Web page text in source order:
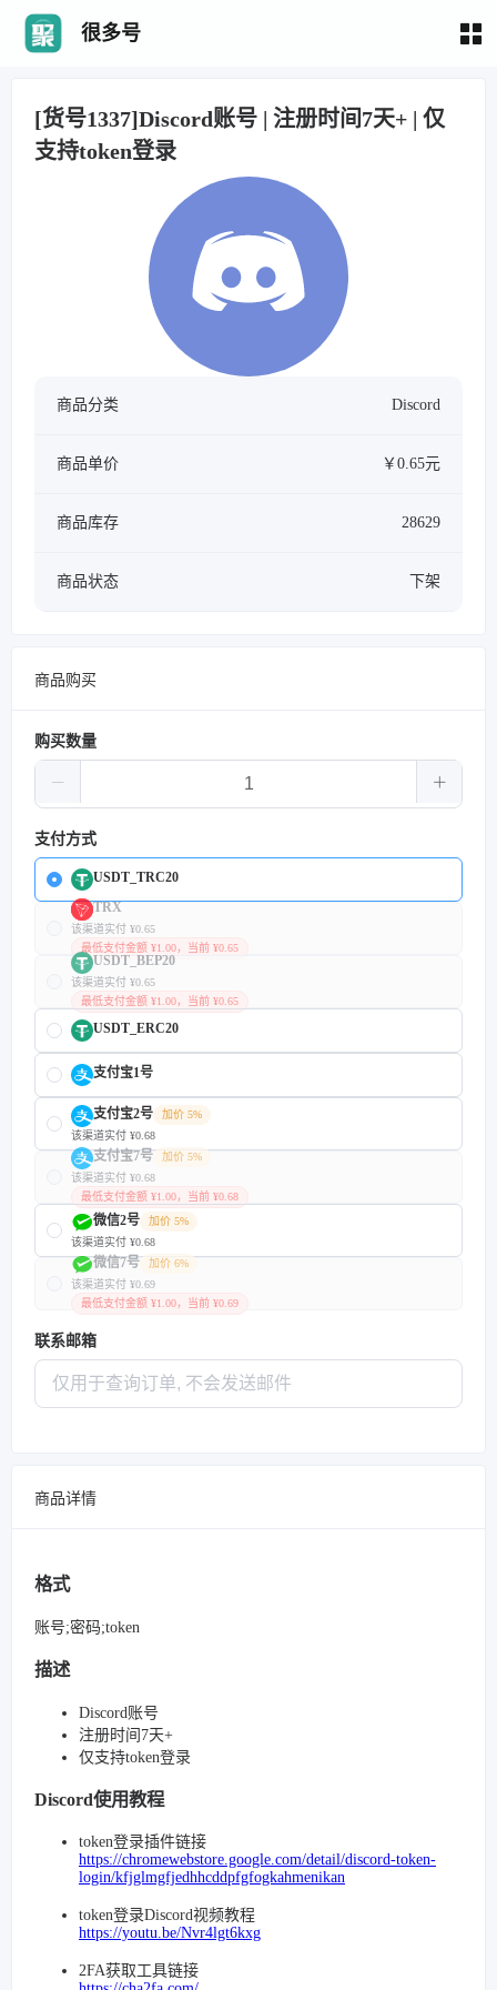
很多号
[货号1337]Discord账号 | 注册时间7天+ | 仅
支持token登录
商品分类 Discord
商品单价 ￥0.65元
商品库存 28629
商品状态 下架
商品购买
购买数量
支付方式
USDT_TRC20
TRX
该渠道实付 ¥0.65
最低支付金额 ¥1.00，当前 ¥0.65
USDT_BEP20
该渠道实付 ¥0.65
最低支付金额 ¥1.00，当前 ¥0.65
USDT_ERC20
支付宝1号
支付宝2号
加价 5%
该渠道实付 ¥0.68
支付宝7号
加价 5%
该渠道实付 ¥0.68
最低支付金额 ¥1.00，当前 ¥0.68
微信2号
加价 5%
该渠道实付 ¥0.68
微信7号
加价 6%
该渠道实付 ¥0.69
最低支付金额 ¥1.00，当前 ¥0.69
联系邮箱
商品详情
格式
账号;密码;token
描述
Discord账号
注册时间7天+
仅支持token登录
Discord使用教程
token登录插件链接
https://chromewebstore.google.com/detail/discord-token-
login/kfjglmgfjedhhcddpfgfogkahmenikan
token登录Discord视频教程
https://youtu.be/Nvr4lgt6kxg
2FA获取工具链接